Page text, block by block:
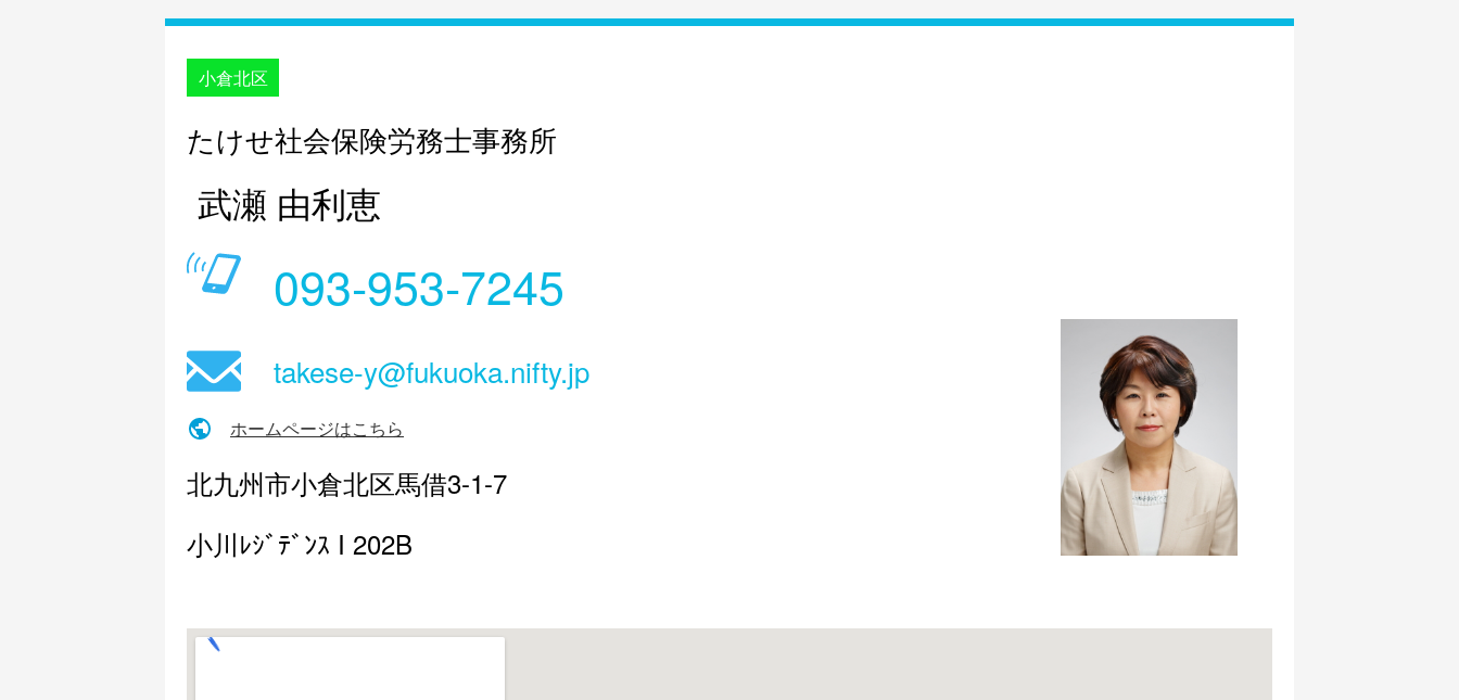
小倉北区
たけせ社会保険労務士事務所
武瀬 由利恵
093-953-7245
takese-y@fukuoka.nifty.jp
ホームページはこちら
北九州市小倉北区馬借3-1-7
小川ﾚｼﾞﾃﾞﾝｽ I 202B